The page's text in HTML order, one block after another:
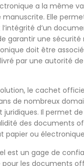
a la même
manuscrite. Elle
d’un
garantir une sécurité
doit être
par une autorité
le cachet
de nombreux
Il permet
des documents
papier ou
est un gage de
les documents